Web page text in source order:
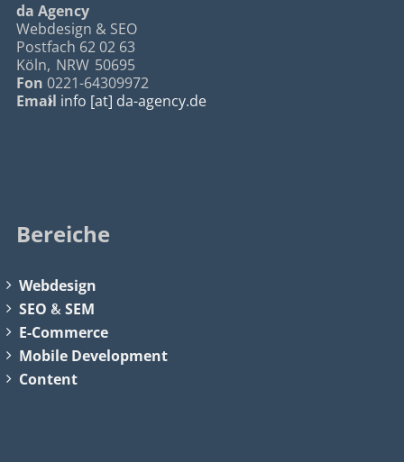
da Agency
Webdesign & SEO
Postfach 62 02 63
Köln, NRW 50695
Fon 0221-64309972
Email info [at] da-agency.de
Bereiche
Webdesign
SEO &SEM
E-Commerce
Mobile Development
Content